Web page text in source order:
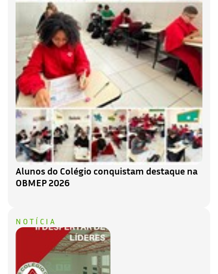
Alunos do Colégio conquistam destaque na
OBMEP 2026
NOTÍCIA